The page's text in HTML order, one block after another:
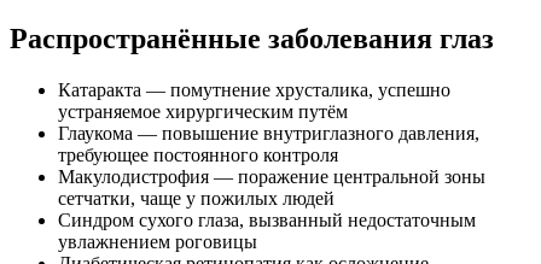
Распространённые заболевания глаз
Катаракта — помутнение хрусталика, успешно
устраняемое хирургическим путём
Глаукома — повышение внутриглазного давления,
требующее постоянного контроля
Макулодистрофия — поражение центральной зоны
сетчатки, чаще у пожилых людей
Синдром сухого глаза, вызванный недостаточным
увлажнением роговицы